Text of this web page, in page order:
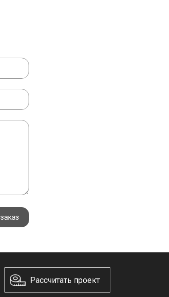
Рассчитать проект